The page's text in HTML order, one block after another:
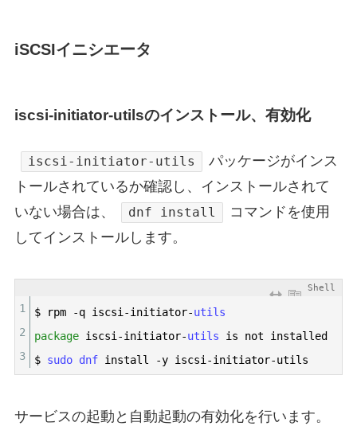
iSCSIイニシエータ
iscsi-initiator-utilsのインストール、有効化
iscsi-initiator-utils
パッケージがインス
トールされているか確認し、インストールされて
いない場合は、
dnf install
コマンドを使用
してインストールします。
Shell
1
2
3
$ rpm -q iscsi-initiator-utils
package iscsi-initiator-utils is not
installed
$ sudo dnf install -y iscsi-initiator-utils
サービスの起動と自動起動の有効化を行います。